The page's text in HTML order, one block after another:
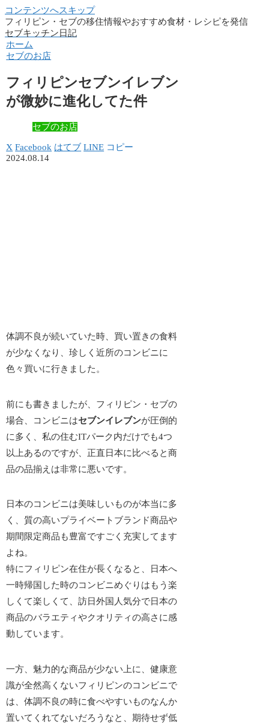
コンテンツへスキップ
フィリピン・セブの移住情報やおすすめ食材・レシピを発信
セブキッチン日記
ホーム
セブのお店
フィリピンセブンイレブン
が微妙に進化してた件
セブのお店
X Facebook はてブ LINE コピー
2024.08.14
体調不良が続いていた時、買い置きの食料
が少なくなり、珍しく近所のコンビニに
色々買いに行きました。
前にも書きましたが、フィリピン・セブの
場合、コンビニはセブンイレブンが圧倒的
に多く、私の住むITパーク内だけでも4つ
以上あるのですが、正直日本に比べると商
品の品揃えは非常に悪いです。
日本のコンビニは美味しいものが本当に多
く、質の高いプライベートブランド商品や
期間限定商品も豊富ですごく充実してます
よね。
特にフィリピン在住が長くなると、日本へ
一時帰国した時のコンビニめぐりはもう楽
しくて楽しくて、訪日外国人気分で日本の
商品のバラエティやクオリティの高さに感
動しています。
一方、魅力的な商品が少ない上に、健康意
識が全然高くないフィリピンのコンビニで
は、体調不良の時に食べやすいものなんか
置いてくれてないだろうなと、期待せず低